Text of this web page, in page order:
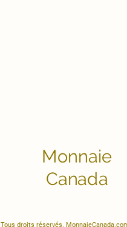
Monnaie
Canada
Tous droits réservés.